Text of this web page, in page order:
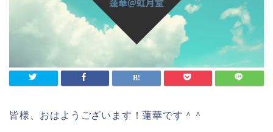
皆様、おはようございます！蓮華です＾＾